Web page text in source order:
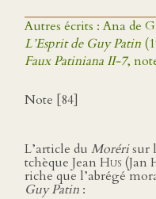
Autres écrits : Ana de
L’Esprit de Guy Patin
Faux Patiniana II-7,
Note [84]
L’article du Morérisur
tchèque Jean Hus (Jan
riche que l’abrégé
Guy Patin :